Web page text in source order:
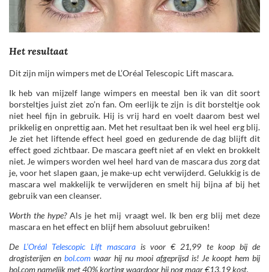
Het resultaat
Dit zijn mijn wimpers met de L’Oréal Telescopic Lift mascara.
Ik heb van mijzelf lange wimpers en meestal ben ik van dit soort
borsteltjes juist ziet zo’n fan. Om eerlijk te zijn is dit borsteltje ook
niet heel fijn in gebruik. Hij is vrij hard en voelt daarom best wel
prikkelig en onprettig aan. Met het resultaat ben ik wel heel erg blij.
Je ziet het liftende effect heel goed en gedurende de dag blijft dit
effect goed zichtbaar. De mascara geeft niet af en vlekt en brokkelt
niet. Je wimpers worden wel heel hard van de mascara dus zorg dat
je, voor het slapen gaan, je make-up echt verwijderd. Gelukkig is de
mascara wel makkelijk te verwijderen en smelt hij bijna af bij het
gebruik van een cleanser.
Worth the hype?Als je het mij vraagt wel. Ik ben erg blij met deze
mascara en het effect en blijf hem absoluut gebruiken!
DeL’Oréal Telescopic Lift mascarais voor € 21,99 te koop bij de
drogisterijen en bol.com waar hij nu mooi afgeprijsd is! Je koopt hem bij
bol.com namelijk met 40% korting waardoor hij nog maar €13,19 kost.